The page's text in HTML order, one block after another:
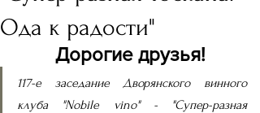
Ода к радости"
Дорогие друзья!
117-е заседание Дворянского винного
клуба "Nobile vino" - "Супер-разная